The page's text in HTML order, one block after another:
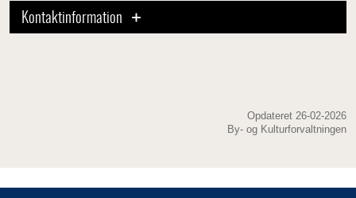
Kontaktinformation
Opdateret 26-02-2026
By- og Kulturforvaltningen